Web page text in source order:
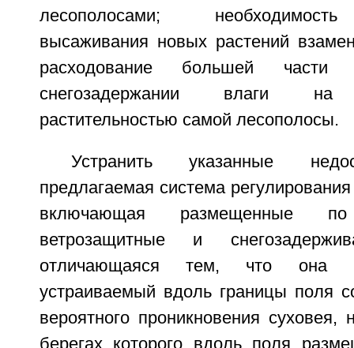
лесополосами;
высаживания новых растений
расходование большей части
снегозадержании влаги на
растительностью самой лесополосы.
Устранить указанные
предлагаемая система
включающая размещенные
ветрозащитные и
отличающаяся тем, что она
устраиваемый вдоль границы поля
вероятного проникновения суховея,
берегах которого вдоль поля